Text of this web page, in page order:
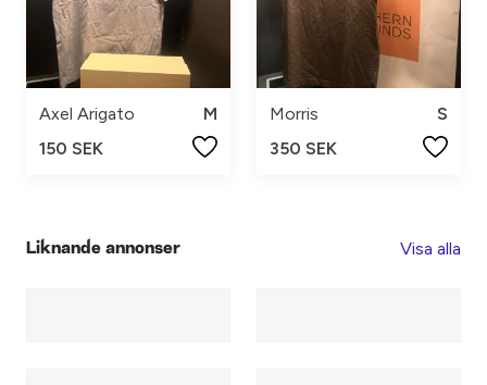
Axel Arigato
M
150 SEK
Morris
S
350 SEK
Liknande annonser Visa alla